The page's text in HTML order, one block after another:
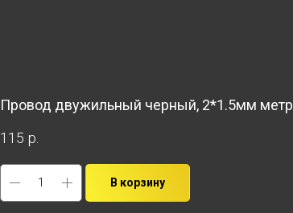
Провод двужильный черный, 2*1.5мм метр
115 р.
В корзину